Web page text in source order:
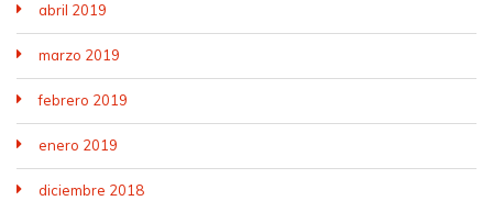
abril 2019
marzo 2019
febrero 2019
enero 2019
diciembre 2018